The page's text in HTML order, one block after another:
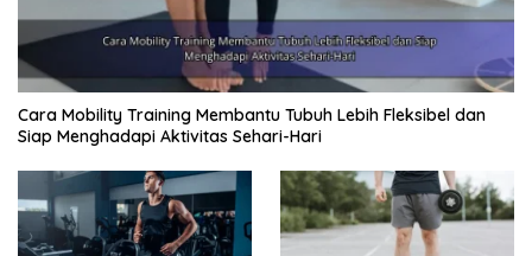
Cara Mobility Training Membantu Tubuh Lebih Fleksibel dan
Siap Menghadapi Aktivitas Sehari-Hari